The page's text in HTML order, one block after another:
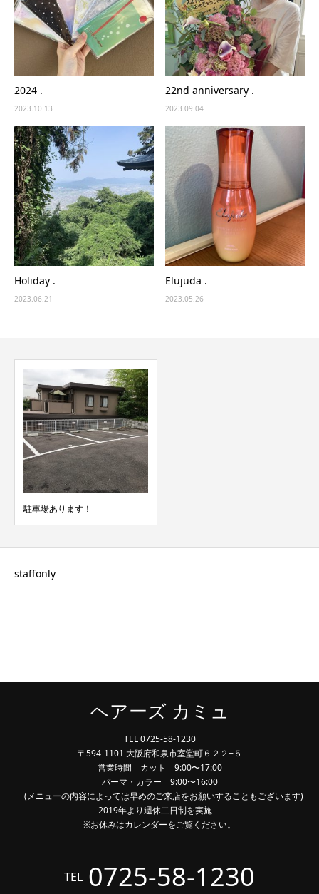
2024 .
2023.10.13
22nd anniversary .
2023.09.04
Holiday .
2023.06.21
Elujuda .
2023.05.26
駐車場あります！
staffonly
ヘアーズ カミュ
TEL 0725-58-1230
〒594-1101 大阪府和泉市室堂町６２２−５
営業時間 カット 9:00〜17:00
パーマ・カラー 9:00〜16:00
(メニューの内容によっては早めのご来店をお願いすることもございます)
2019年より週休二日制を実施
※お休みはカレンダーをご覧ください。
TEL 0725-58-1230